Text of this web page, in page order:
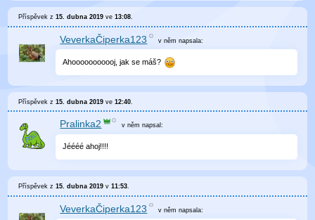
Příspěvek z15. dubna 2019 ve13:08.
VeverkaČiperka123 v němnapsala:
Ahooooooooooj, jak se máš?
Příspěvek z15. dubna 2019 ve12:40
Pralinka2 v něm napsal:
Jéééé ahoj!!!!
Příspěvek z15. dubna 2019 v11:53
VeverkaČiperka123 v němnapsala: